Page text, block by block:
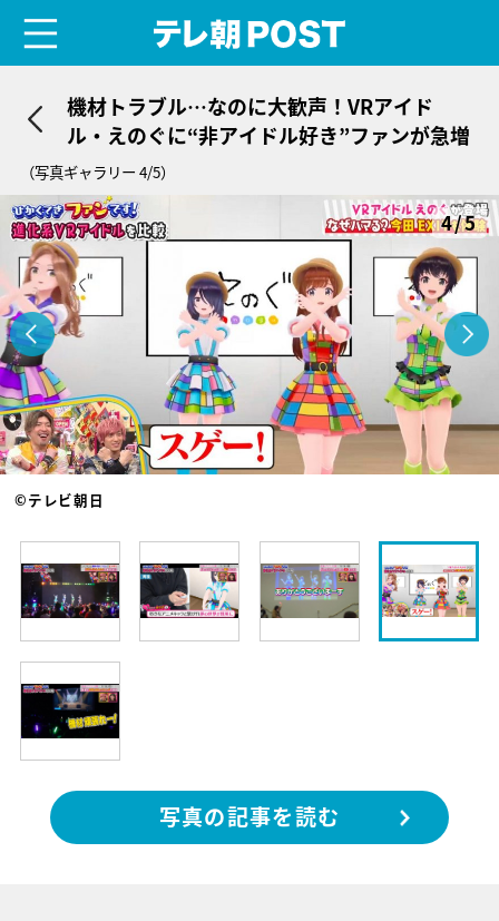
機材トラブル…なのに大歓声！VRアイド
ル・えのぐに“非アイドル好き”ファンが急増
（写真ギャラリー 4/5）
4/5
©テレビ朝日
写真の記事を読む